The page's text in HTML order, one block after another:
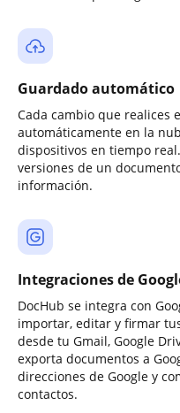
Guardado automático
Cada cambio que realices
automáticamente en la
dispositivos en tiempo
versiones de un
información.
Integraciones de
DocHub se integra con
importar, editar y firmar
desde tu Gmail, Google
exporta documentos a
direcciones de Google y
contactos.